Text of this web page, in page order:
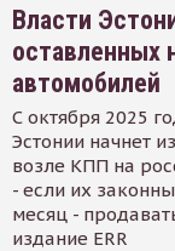
Власти
оставленных
автомобилей
С октября 2025
Эстонии начнет
возле КПП на
- если их
месяц -
издание ERR